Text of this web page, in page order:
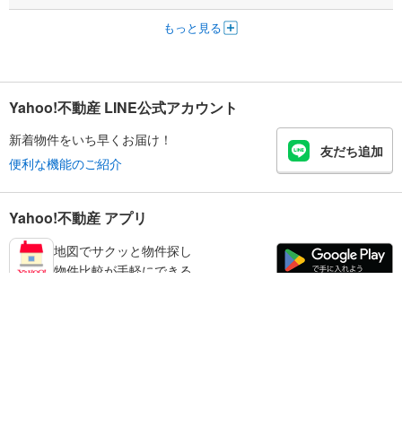
もっと見る
Yahoo!不動産 LINE公式アカウント
新着物件をいち早くお届け！
便利な機能のご紹介
友だち追加
Yahoo!不動産 アプリ
地図でサクッと物件探し
物件比較が手軽にできる